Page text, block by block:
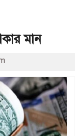
মান